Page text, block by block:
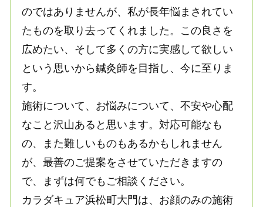
のではありませんが、私が長年悩まされてい
たものを取り去ってくれました。この良さを
広めたい、そして多くの方に実感して欲しい
という思いから鍼灸師を目指し、今に至りま
す。
施術について、お悩みについて、不安や心配
なこと沢山あると思います。対応可能なも
の、また難しいものもあるかもしれません
が、最善のご提案をさせていただきますの
で、まずは何でもご相談ください。
カラダキュア浜松町大門は、お顔のみの施術